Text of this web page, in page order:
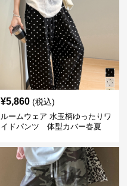
¥5,860 (税込)
ルームウェア 水玉柄ゆったりワ
イドパンツ 体型カバー春夏